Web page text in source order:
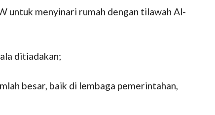
untuk menyinari rumah dengan tilawah Al-
ditiadakan;
besar, baik di lembaga pemerintahan,